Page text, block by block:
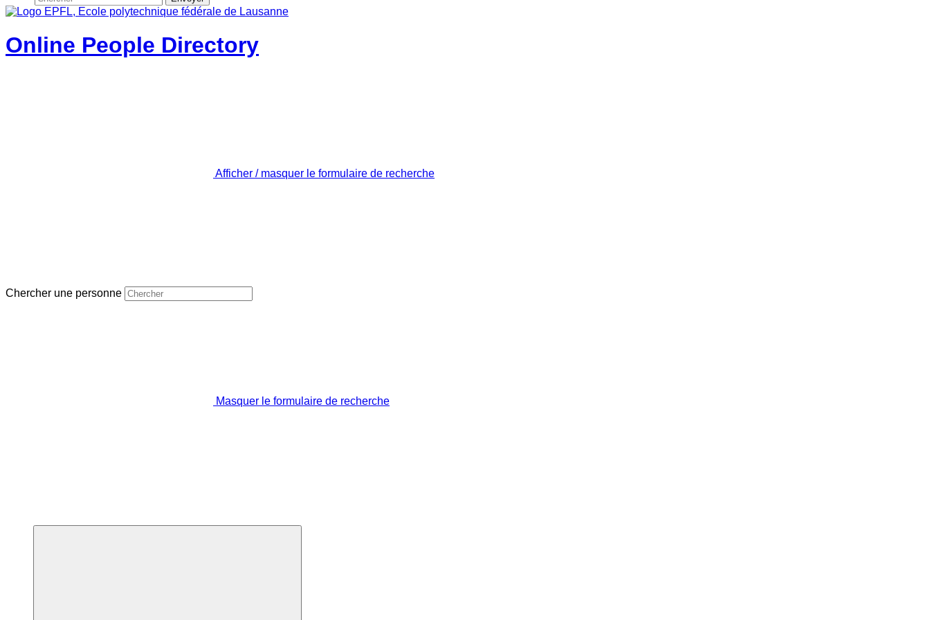
Online People Directory
Afficher / masquer le formulaire de recherche
Chercher une personne
Masquer le formulaire de recherche